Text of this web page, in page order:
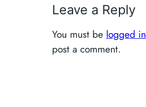
Leave a Reply
You must be logged in
post a comment.